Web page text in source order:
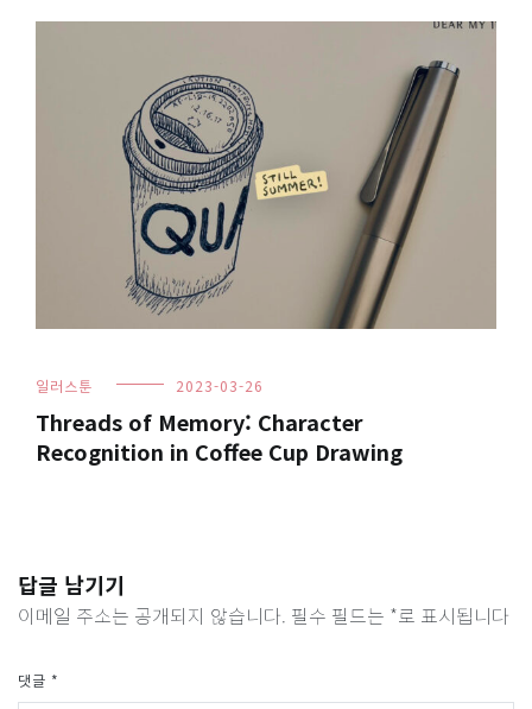
일러스툰 2023-03-26
Threads of Memory: Character
Recognition in Coffee Cup Drawing
답글 남기기
이메일 주소는 공개되지 않습니다. 필수 필드는 *로 표시됩니다
댓글 *